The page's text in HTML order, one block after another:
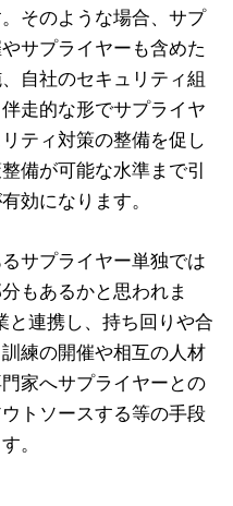
そのような場合、サプ
サプライヤーも含めた
自社のセキュリティ組
走的な形でサプライヤ
ティ対策の整備を促し
備が可能な水準まで引
効になります。
サプライヤー単独では
もあるかと思われま
連携し、持ち回りや合
練の開催や相互の人材
家へサプライヤーとの
トソースする等の手段
。